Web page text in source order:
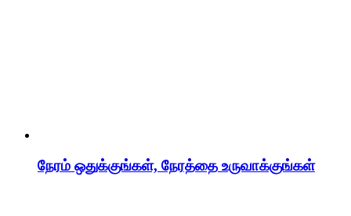
நேரம் ஒதுக்குங்கள், நேரத்தை உருவாக்குங்கள்